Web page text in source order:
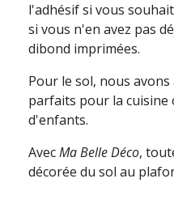
l'adhésif si vous
si vous n'en avez pas
dibond imprimées.
Pour le sol, nous
parfaits pour la cuisine
d'enfants.
AvecMa Belle Déco,
décorée du sol au